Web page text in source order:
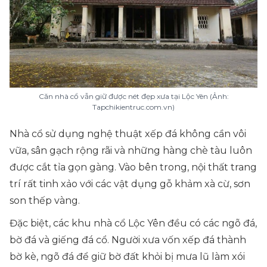
Căn nhà cổ vẫn giữ được nét đẹp xưa tại Lộc Yên (Ảnh:
Tapchikientruc.com.vn)
Nhà cổ sử dụng nghệ thuật xếp đá không cần vôi
vữa, sân gạch rộng rãi và những hàng chè tàu luôn
được cắt tỉa gọn gàng. Vào bên trong, nội thất trang
trí rất tinh xảo với các vật dụng gỗ khảm xà cừ, sơn
son thếp vàng.
Đặc biệt, các khu nhà cổ Lộc Yên đều có các ngõ đá,
bờ đá và giếng đá cổ. Người xưa vốn xếp đá thành
bờ kè, ngõ đá để giữ bờ đất khỏi bị mưa lũ làm xói